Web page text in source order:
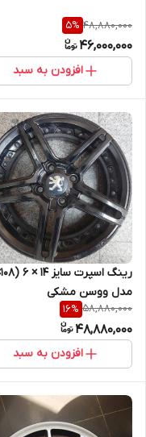
48,880,000
5%
46,000,000
افزودن به سبد
مدل ووسن مشکی
58,880,000
16%
48,880,000
افزودن به سبد